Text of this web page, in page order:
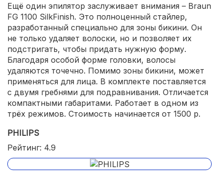
Ещё один эпилятор заслуживает внимания – Braun
FG 1100 SilkFinish. Это полноценный стайлер,
разработанный специально для зоны бикини. Он
не только удаляет волоски, но и позволяет их
подстригать, чтобы придать нужную форму.
Благодаря особой форме головки, волосы
удаляются точечно. Помимо зоны бикини, может
применяться для лица. В комплекте поставляется
с двумя гребнями для подравнивания. Отличается
компактными габаритами. Работает в одном из
трёх режимов. Стоимость начинается от 1500 р.
PHILIPS
Рейтинг: 4.9